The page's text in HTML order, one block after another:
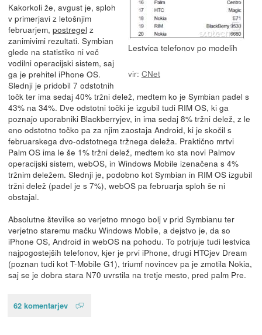
Lestvica telefonov po modelih
vir: CNet
Kakorkoli že, avgust je, sploh
v primerjavi z letošnjim
februarjem, postregel z
zanimivimi rezultati. Symbian
glede na statistiko ni več
vodilni operacijski sistem, saj
ga je prehitel iPhone OS.
Slednji je pridobil 7 odstotnih
točk ter ima sedaj 40% tržni delež, medtem ko je Symbian padel s
43% na 34%. Dve odstotni točki je izgubil tudi RIM OS, ki ga
poznajo uporabniki Blackberryjev, in ima sedaj 8% tržni delež, z le
eno odstotno točko pa za njim zaostaja Android, ki je skočil s
februarskega dvo-odstotnega tržnega deleža. Praktično mrtvi
Palm OS ima le še 1% tržni delež, medtem ko sta novi Palmov
operacijski sistem, webOS, in Windows Mobile izenačena s 4%
tržnim deležem. Slednji je, podobno kot Symbian in RIM OS izgubil
tržni delež (padel je s 7%), webOS pa februarja sploh še ni
obstajal.
Absolutne številke so verjetno mnogo bolj v prid Symbianu ter
verjetno staremu mačku Windows Mobile, a dejstvo je, da so
iPhone OS, Android in webOS na pohodu. To potrjuje tudi lestvica
najpogostejših telefonov, kjer je prvi iPhone, drugi HTCjev Dream
(poznan tudi kot T-Mobile G1), triumf novincev pa je zmotila Nokia,
saj se je dobra stara N70 uvrstila na tretje mesto, pred palm Pre.
62 komentarjev